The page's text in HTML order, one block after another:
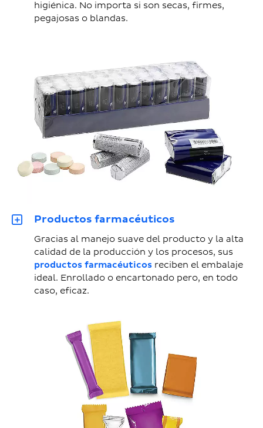
higiénica. No importa si son secas, firmes,
pegajosas o blandas.
Productos farmacéuticos
Gracias al manejo suave del producto y la alta
calidad de la producción y los procesos, sus
productos farmacéuticosreciben el embalaje
ideal. Enrollado o encartonado pero, en todo
caso, eficaz.